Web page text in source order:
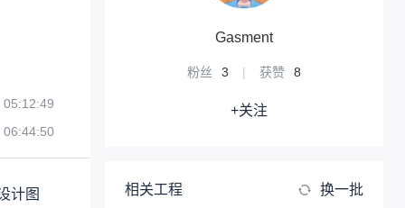
06:44:50
计图
Gasment
粉丝 3 | 获赞 8
+关注
相关工程 换一批